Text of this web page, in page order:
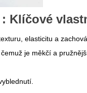
: Klíčové
elasticitu a
je měkčí a